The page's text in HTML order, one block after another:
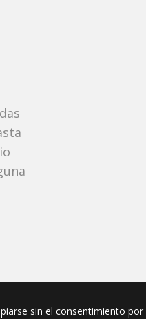
sin el consentimiento por